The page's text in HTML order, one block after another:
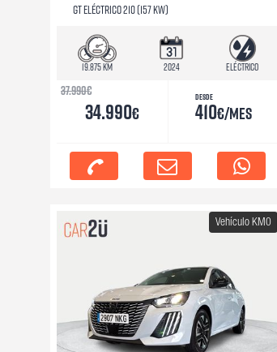
GT ELÉCTRICO 210 (157 KW)
19.875 km 2024 Eléctrico
37.990€
34.990€
Desde
410€/mes
Vehículo KM0